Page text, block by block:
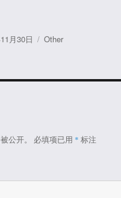
月30日
分
Other
公开。 必填项已用 * 标注